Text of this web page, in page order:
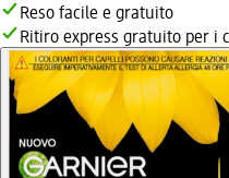
Reso facile e gratuito
Ritiro express gratuito per i